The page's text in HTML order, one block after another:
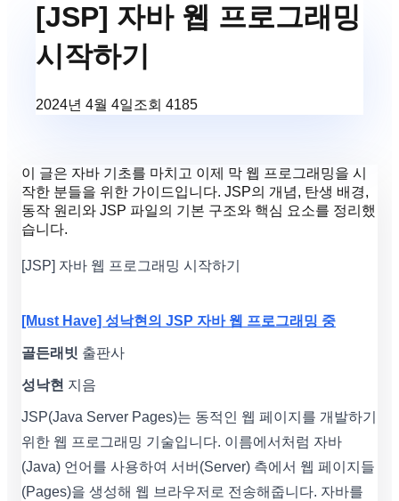
[JSP] 자바 웹 프로그래밍
시작하기
2024년 4월 4일조회 4185
이 글은 자바 기초를 마치고 이제 막 웹 프로그래밍을 시
작한 분들을 위한 가이드입니다. JSP의 개념, 탄생 배경,
동작 원리와 JSP 파일의 기본 구조와 핵심 요소를 정리했
습니다.
[JSP] 자바 웹 프로그래밍 시작하기
[Must Have] 성낙현의 JSP 자바 웹 프로그래밍 중
골든래빗 출판사
성낙현 지음
JSP(Java Server Pages)는 동적인 웹 페이지를 개발하기
위한 웹 프로그래밍 기술입니다. 이름에서처럼 자바
(Java) 언어를 사용하여 서버(Server) 측에서 웹 페이지들
(Pages)을 생성해 웹 브라우저로 전송해줍니다. 자바를